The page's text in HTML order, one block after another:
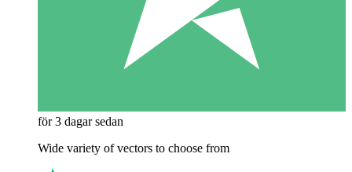
för 3 dagar sedan
Wide variety of vectors to choose from